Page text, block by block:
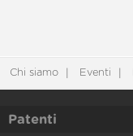
Chi siamo Eventi
Patenti